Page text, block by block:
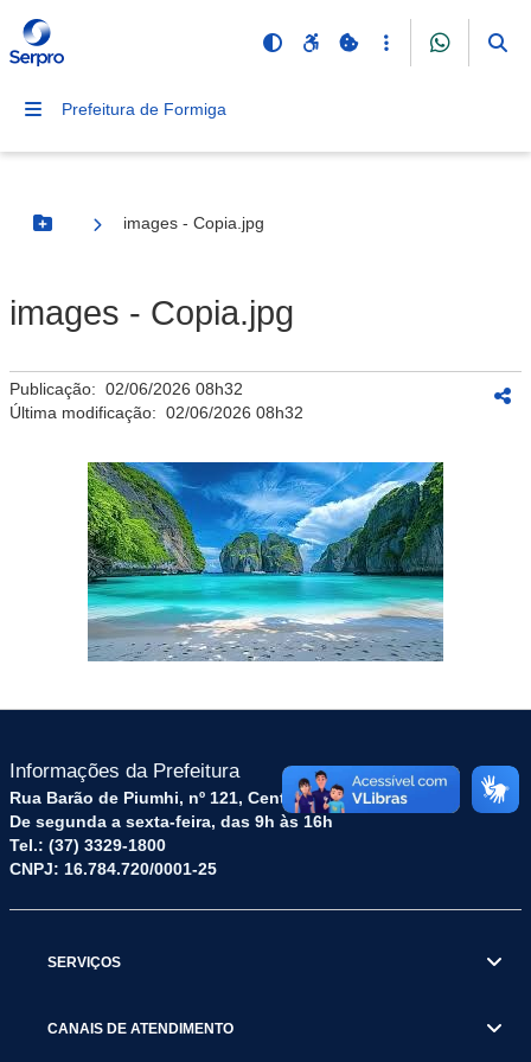
Prefeitura de Formiga
Botão Menu
images - Copia.jpg
images - Copia.jpg
Publicação: 02/06/2026 08h32
Última modificação: 02/06/2026 08h32
Informações da Prefeitura
Rua Barão de Piumhi, nº 121, Centro – CEP: 35570-128
De segunda a sexta-feira, das 9h às 16h
Tel.: (37) 3329-1800
CNPJ: 16.784.720/0001-25
SERVIÇOS
CANAIS DE ATENDIMENTO